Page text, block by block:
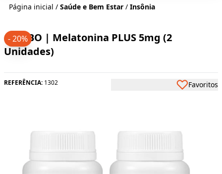
Página inicial / Saúde e Bem Estar / Insônia
COMBO | Melatonina PLUS 5mg (2
Unidades)
REFERÊNCIA: 1302 Favoritos
- 20%